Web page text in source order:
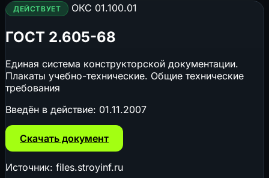
ДЕЙСТВУЕТ ОКС 01.100.01
ГОСТ 2.605-68
Единая система конструкторской документации.
Плакаты учебно-технические. Общие технические
требования
Введён в действие: 01.11.2007
Скачать документ
Источник: files.stroyinf.ru